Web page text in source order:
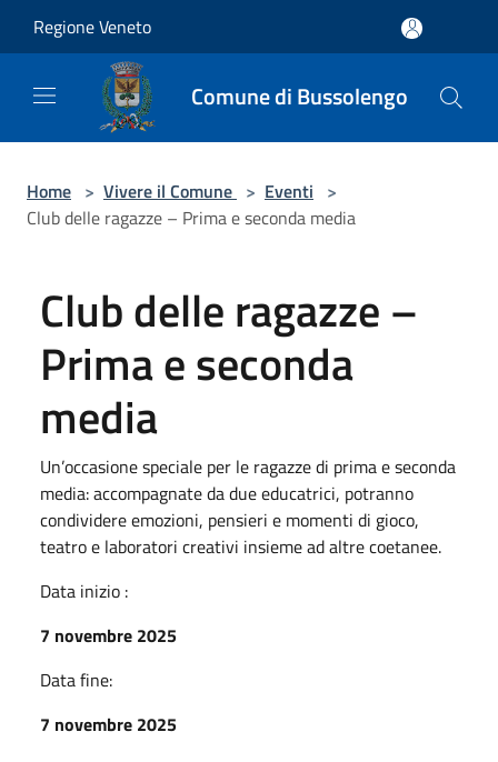
Regione Veneto
Comune di Bussolengo
Home > Vivere il Comune > Eventi >
Club delle ragazze – Prima e seconda media
Club delle ragazze –
Prima e seconda
media
Un’occasione speciale per le ragazze di prima e seconda
media: accompagnate da due educatrici, potranno
condividere emozioni, pensieri e momenti di gioco,
teatro e laboratori creativi insieme ad altre coetanee.
Data inizio :
7 novembre 2025
Data fine:
7 novembre 2025